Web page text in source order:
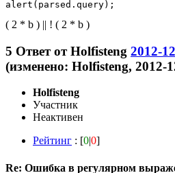
( 2 * b ) || ! ( 2 * b )
5 Ответ отHolfisteng 2012-
(изменено: Holfisteng, 2012-
Holfisteng
Участник
Неактивен
Рейтинг : [0|0]
Re: Ошибка в регулярном